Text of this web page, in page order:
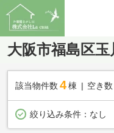
大阪市福島区
該当物件数 4棟 空き数
絞り込み条件： なし